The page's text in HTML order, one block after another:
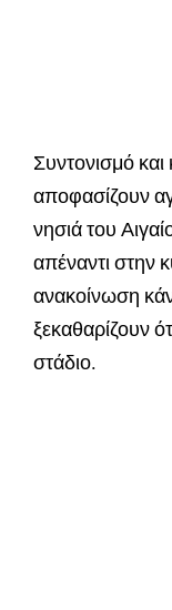
Συντονισμό
αποφασίζουν
νησιά του
απέναντι στην
ανακοίνωση
ξεκαθαρίζουν
στάδιο.